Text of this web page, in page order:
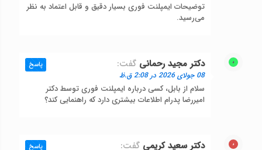
توضیحات ایمپلنت فوری بسیار دقیق و قابل اعتماد به نظر
می‌رسید.
دکتر مجید رحمانی گفت:
08 جولای 2026 در 2:08 ق.ظ
سلام از بابل، کسی درباره ایمپلنت فوری توسط دکتر
امیررضا پدرام اطلاعات بیشتری دارد که راهنمایی کند؟
پاسخ
دکتر سعید کریمی گفت: پاسخ